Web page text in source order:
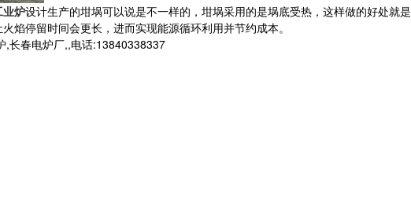
业炉设计生产的坩埚可以说是不一样的，坩埚采用的是埚底受热，这样做的好处就是
停留时间会更长，进而实现能源循环利用并节约成本。
,长春电炉厂,,电话:13840338337